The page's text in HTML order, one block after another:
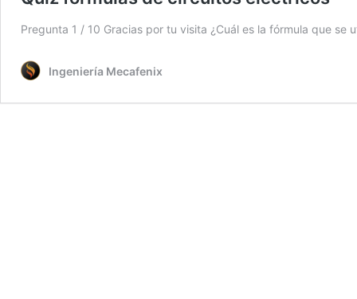
Pregunta 1 / 10 Gracias por tu visita ¿Cuál es la fórmula que
Ingeniería Mecafenix